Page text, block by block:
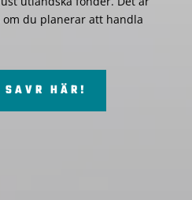
du planerar att handla
SAVR HÄR!